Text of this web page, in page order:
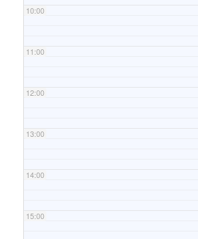
10:00
11:00
12:00
13:00
14:00
15:00